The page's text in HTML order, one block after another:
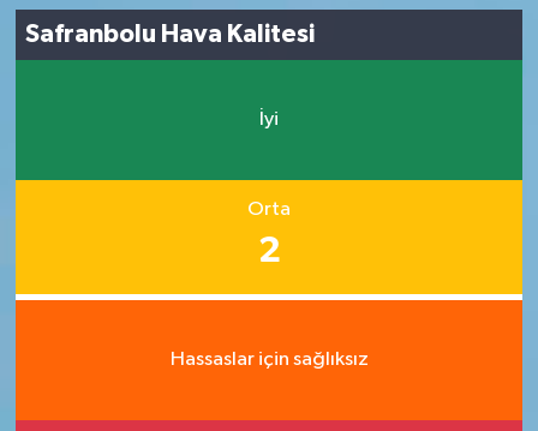
Safranbolu Hava Kalitesi
İyi
Orta
2
Hassaslar için sağlıksız